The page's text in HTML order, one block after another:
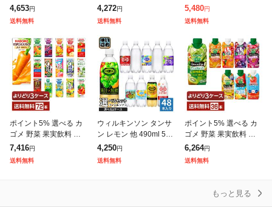
ス 綾鷹 いろはす 他 50
0ml ペットボトル 選べ
4,653円
送料無料
選べる 24本 (12本×2 ま
とめ買い) 季節限定 よ
4,272円
送料無料
綾鷹 爽健美茶 やかんの
麦茶 アクエリアス 紅茶
5,480円
送料無料
ポイント5% 選べる カ
ゴメ 野菜 果実飲料 よ
りどりMIX 195〜200ml
紙パック 72本 (24本×3
7,416円
送料無料
ウィルキンソン タンサ
ン レモン 他 490ml 500
ml ペットボトル 選べる
48本 (24本×2 まとめ買
4,250円
送料無料
ポイント5% 選べる カ
ゴメ 野菜 果実飲料 よ
りどりMIX 330ml LLプ
リズマ容器 紙パック 36
6,264円
送料無料
もっと見る